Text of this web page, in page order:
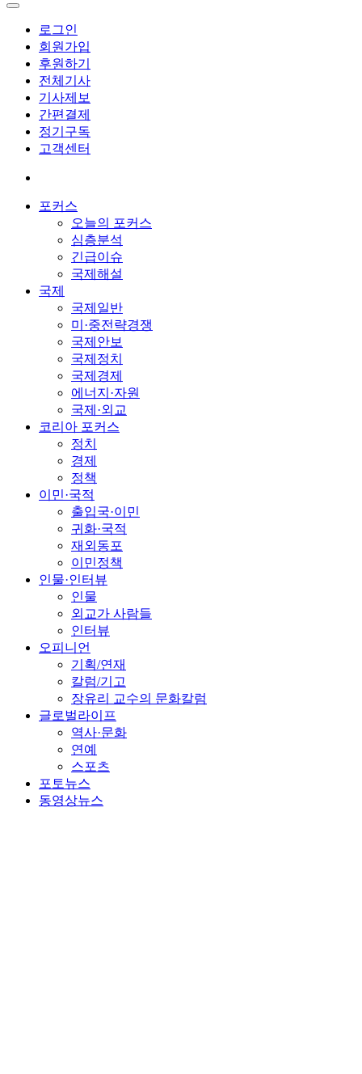
로그인
회원가입
후원하기
전체기사
기사제보
간편결제
정기구독
고객센터
포커스
오늘의 포커스
심층분석
긴급이슈
국제해설
국제
국제일반
미·중전략경쟁
국제안보
국제정치
국제경제
에너지·자원
국제·외교
코리아 포커스
정치
경제
정책
이민·국적
출입국·이민
귀화·국적
재외동포
이민정책
인물·인터뷰
인물
외교가 사람들
인터뷰
오피니언
기획/연재
칼럼/기고
장유리 교수의 문화칼럼
글로벌라이프
역사·문화
연예
스포츠
포토뉴스
동영상뉴스